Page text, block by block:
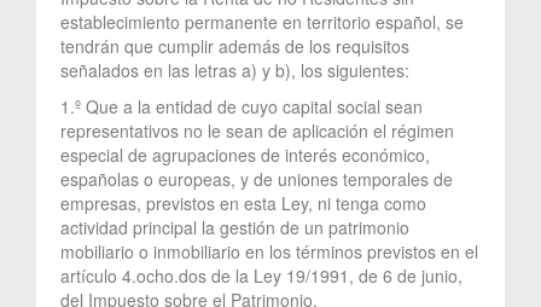
establecimiento permanente en territorio español, se
tendrán que cumplir además de los requisitos
señalados en las letras a) y b), los siguientes:
1.º Que a la entidad de cuyo capital social sean
representativos no le sean de aplicación el régimen
especial de agrupaciones de interés económico,
españolas o europeas, y de uniones temporales de
empresas, previstos en esta Ley, ni tenga como
actividad principal la gestión de un patrimonio
mobiliario o inmobiliario en los términos previstos en el
artículo 4.ocho.dos de la Ley 19/1991, de 6 de junio,
del Impuesto sobre el Patrimonio.